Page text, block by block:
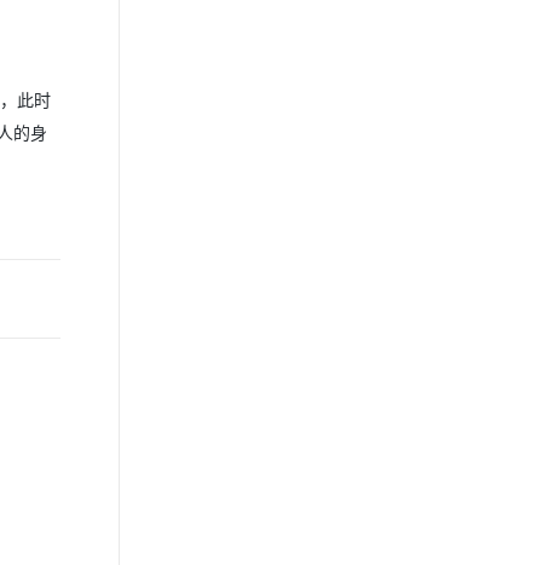
此时
的身